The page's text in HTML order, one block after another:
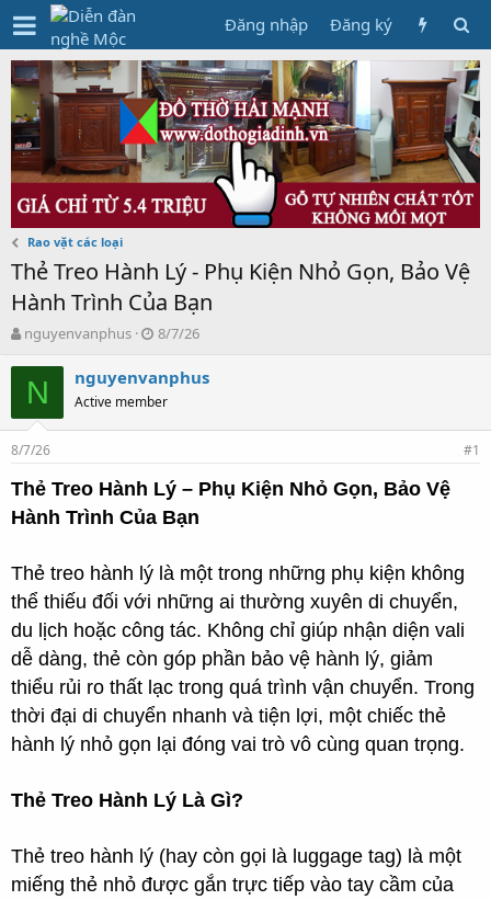
Đăng nhập Đăng ký
Rao vặt các loại
Thẻ Treo Hành Lý - Phụ Kiện Nhỏ Gọn, Bảo Vệ
Hành Trình Của Bạn
T
r
e
d
s
a
r
t
r
nguyenvanphus
N
à
g
ử
8/7/26
N nguyenvanphus
Active member
8/7/26 #1
Thẻ Treo Hành Lý – Phụ Kiện Nhỏ Gọn, Bảo Vệ
Hành Trình Của Bạn
Thẻ treo hành lý là một trong những phụ kiện không
thể thiếu đối với những ai thường xuyên di chuyển,
du lịch hoặc công tác. Không chỉ giúp nhận diện vali
dễ dàng, thẻ còn góp phần bảo vệ hành lý, giảm
thiểu rủi ro thất lạc trong quá trình vận chuyển. Trong
thời đại di chuyển nhanh và tiện lợi, một chiếc thẻ
hành lý nhỏ gọn lại đóng vai trò vô cùng quan trọng.
Thẻ Treo Hành Lý Là Gì?
Thẻ treo hành lý (hay còn gọi là luggage tag) là một
miếng thẻ nhỏ được gắn trực tiếp vào tay cầm của